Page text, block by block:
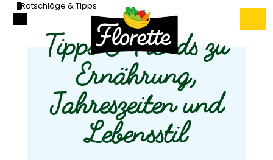
Ratschläge & Tipps
Tipps & Trends zu
Ernährung,
Jahreszeiten und
Lebensstil